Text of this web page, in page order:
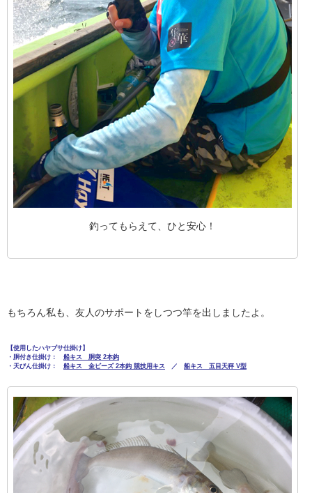
釣ってもらえて、ひと安心！
もちろん私も、友人のサポートをしつつ竿を出しましたよ。
【使用したハヤブサ仕掛け】
・胴付き仕掛け： 船キス 胴突 2本鈎
・天びん仕掛け： 船キス 金ビーズ 2本鈎 競技用キス ／ 船キス 五目天秤 V型